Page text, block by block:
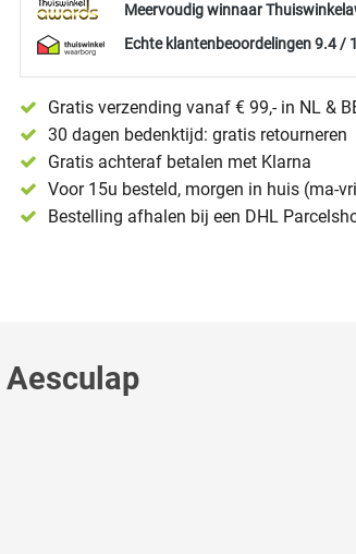
Meervoudig winnaar
Echte klantenbeoordelingen 9.4 /
Gratis verzending vanaf € 99,- in NL &
30 dagen bedenktijd: gratis retourneren
Gratis achteraf betalen met Klarna
Voor 15u besteld, morgen in huis (ma-
Bestelling afhalen bij een DHL